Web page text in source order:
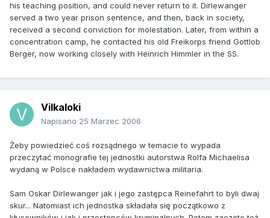
his teaching position, and could never return to it. Dirlewanger
served a two year prison sentence, and then, back in society,
received a second conviction for molestation. Later, from within a
concentration camp, he contacted his old Freikorps friend Gottlob
Berger, now working closely with Heinrich Himmler in the SS.
Vilkaloki
Napisano 25 Marzec 2006
Żeby powiedzieć coś rozsądnego w temacie to wypada
przeczytać monografie tej jednostki autorstwa Rolfa Michaelisa
wydaną w Polsce nakładem wydawnictwa militaria.
Sam Oskar Dirlewanger jak i jego zastępca Reinefahrt to byli dwaj
skur... Natomiast ich jednostka składała się początkowo z